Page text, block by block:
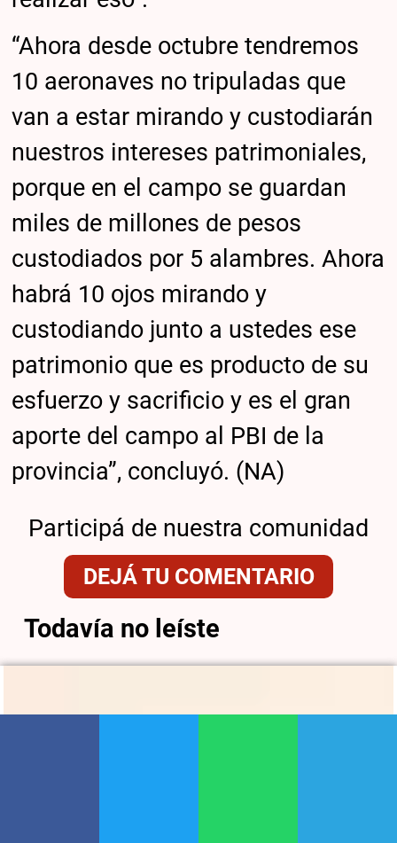
“Ahora desde octubre tendremos
10 aeronaves no tripuladas que
van a estar mirando y custodiarán
nuestros intereses patrimoniales,
porque en el campo se guardan
miles de millones de pesos
custodiados por 5 alambres. Ahora
habrá 10 ojos mirando y
custodiando junto a ustedes ese
patrimonio que es producto de su
esfuerzo y sacrificio y es el gran
aporte del campo al PBI de la
provincia”, concluyó. (NA)
Participá de nuestra comunidad
DEJÁ TU COMENTARIO
Todavía no leíste